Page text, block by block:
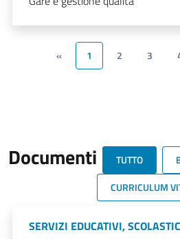
« 1 2 3
Documenti TUTTO
CURRICULUM
SERVIZI EDUCATIVI,